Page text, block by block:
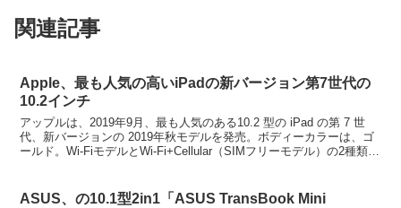
関連記事
Apple、最も人気の高いiPadの新バージョン第7世代の
10.2インチ
アップルは、2019年9月、最も人気のある10.2 型の iPad の第 7 世
代、新バージョンの 2019年秋モデルを発売。ボディーカラーは、ゴ
ールド。Wi-FiモデルとWi-Fi+Cellular（SIMフリーモデル）の2種類を
ASUS、の10.1型2in1「ASUS TransBook Mini